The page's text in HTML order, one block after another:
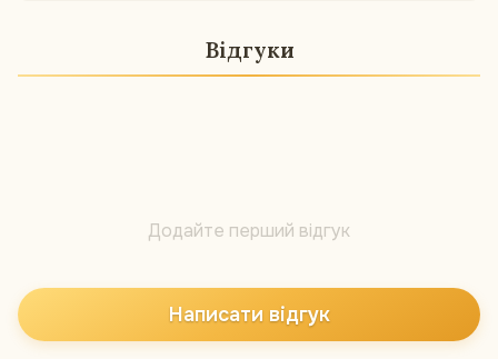
Відгуки
Додайте перший відгук
Написати відгук